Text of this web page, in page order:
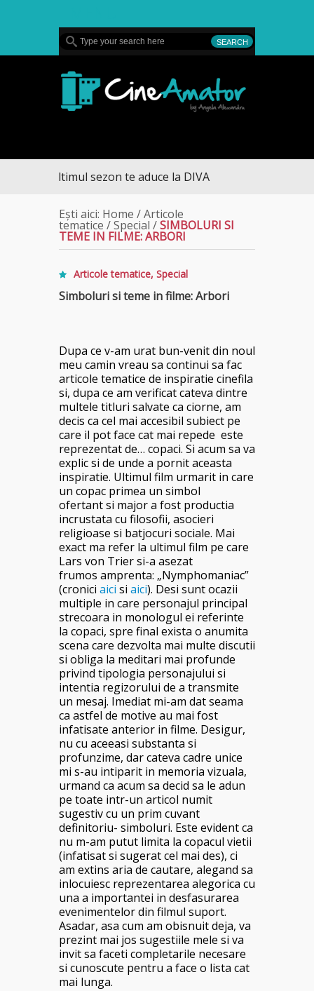
sezon te aduce la DIVA
Ești aici: Home /Articole
tematice /Special /SIMBOLURI SI
TEME IN FILME: ARBORI
Articole tematice, Special
Simboluri si teme in filme: Arbori
Dupa ce v-am urat bun-venit din noul
meu camin vreau sa continui sa fac
articole tematice de inspiratie cinefila
si, dupa ce am verificat cateva dintre
multele titluri salvate ca ciorne, am
decis ca cel mai accesibil subiect pe
care il pot face cat mai repede este
reprezentat de… copaci. Si acum sa va
explic si de unde a pornit aceasta
inspiratie. Ultimul film urmarit in care
un copac primea un simbol
ofertant si major a fost productia
incrustata cu filosofii, asocieri
religioase si batjocuri sociale. Mai
exact ma refer la ultimul film pe care
Lars von Trier si-a asezat
frumos amprenta: „Nymphomaniac”
(cronici aici si aici). Desi sunt ocazii
multiple in care personajul principal
strecoara in monologul ei referinte
la copaci, spre final exista o anumita
scena care dezvolta mai multe discutii
si obliga la meditari mai profunde
privind tipologia personajului si
intentia regizorului de a transmite
un mesaj. Imediat mi-am dat seama
ca astfel de motive au mai fost
infatisate anterior in filme. Desigur,
nu cu aceeasi substanta si
profunzime, dar cateva cadre unice
mi s-au intiparit in memoria vizuala,
urmand ca acum sa decid sa le adun
pe toate intr-un articol numit
sugestiv cu un prim cuvant
definitoriu- simboluri. Este evident ca
nu m-am putut limita la copacul vietii
(infatisat si sugerat cel mai des), ci
am extins aria de cautare, alegand sa
inlocuiesc reprezentarea alegorica cu
una a importantei in desfasurarea
evenimentelor din filmul suport.
Asadar, asa cum am obisnuit deja, va
prezint mai jos sugestiile mele si va
invit sa faceti completarile necesare
si cunoscute pentru a face o lista cat
mai lunga.